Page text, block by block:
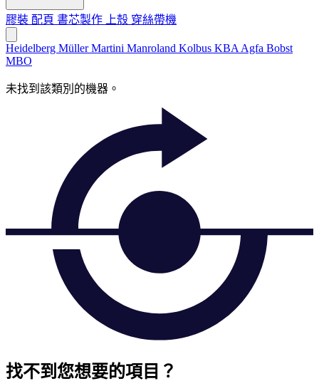
膠裝 配頁 書芯製作 上殼 穿絲帶機
Heidelberg Müller Martini Manroland Kolbus KBA Agfa Bobst
MBO
未找到該類別的機器。
找不到您想要的項目？